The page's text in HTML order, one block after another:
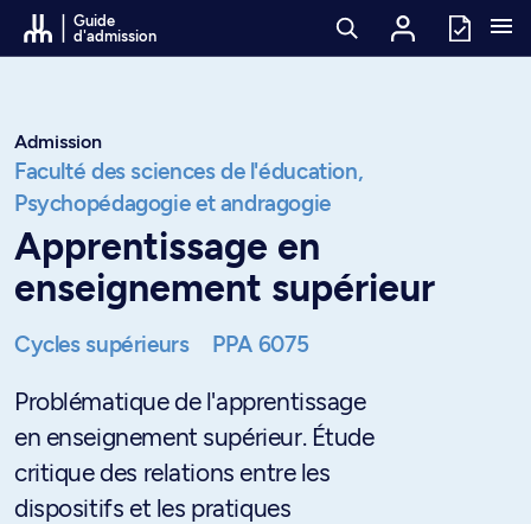
Passer au contenu
Guide
d'admission
Admission
Faculté des sciences de l'éducation,
Psychopédagogie et andragogie
Apprentissage en
enseignement supérieur
Cycles supérieurs PPA 6075
Problématique de l'apprentissage
en enseignement supérieur. Étude
critique des relations entre les
dispositifs et les pratiques